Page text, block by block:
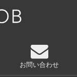
お問い合わせ